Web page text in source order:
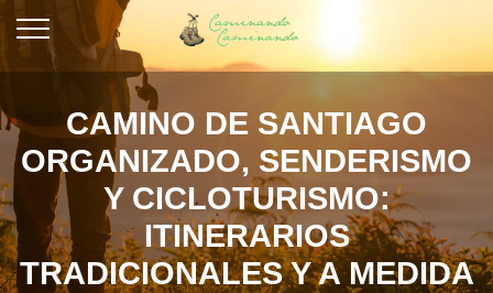
CAMINO DE SANTIAGO
ORGANIZADO, SENDERISMO
Y CICLOTURISMO:
ITINERARIOS
TRADICIONALES Y A MEDIDA